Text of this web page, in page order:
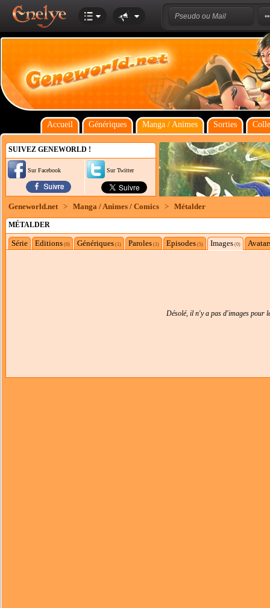
Accueil Génériques Manga / Animes Sorties
SUIVEZ GENEWORLD !
Sur Facebook Sur Twitter
Geneworld.net > Manga / Animes / Comics > Métalder
MÉTALDER
Série Editions (0) Génériques (1) Paroles (1) Episodes (5) Images (0)
Désolé, il n'y a pas d'images pour